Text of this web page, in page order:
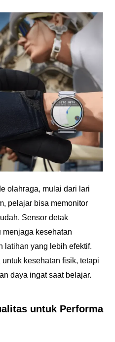
olahraga, mulai dari lari
pelajar bisa memonitor
Sensor detak
menjaga kesehatan
latihan yang lebih efektif.
kesehatan fisik, tetapi
daya ingat saat belajar.
untuk Performa